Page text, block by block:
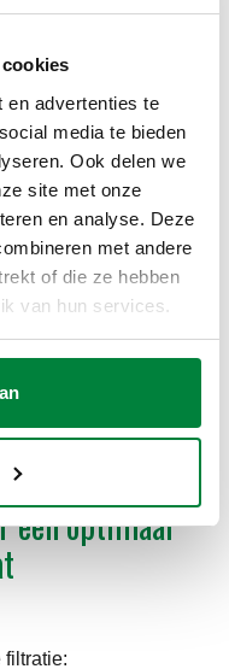
en advertenties te
media te bieden
Ook delen we
site met onze
en analyse. Deze
met andere
of die ze hebben
van hun services.
op de retourleiding vóór
langdurig efficiënt
(van ¾” tot 2”),
systemen. De
zijn voorzien van een
50% kan worden
te
een optimaal
filtratie: